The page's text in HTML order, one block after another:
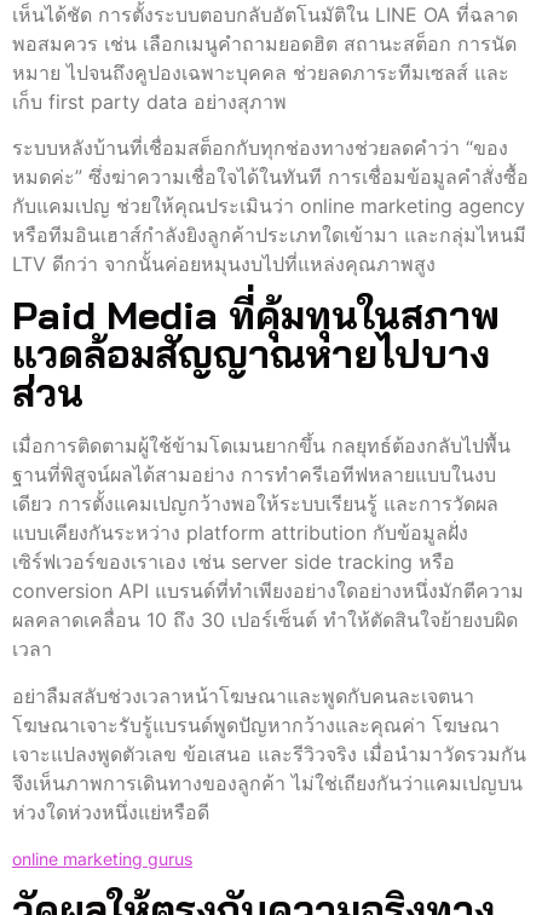
เห็นได้ชัด การตั้งระบบตอบกลับอัตโนมัติใน LINE OA ที่ฉลาด
พอสมควร เช่น เลือกเมนูคำถามยอดฮิต สถานะสต็อก การนัด
หมาย ไปจนถึงคูปองเฉพาะบุคคล ช่วยลดภาระทีมเซลส์ และ
เก็บ first party data อย่างสุภาพ
ระบบหลังบ้านที่เชื่อมสต็อกกับทุกช่องทางช่วยลดคำว่า “ของ
หมดค่ะ” ซึ่งฆ่าความเชื่อใจได้ในทันที การเชื่อมข้อมูลคำสั่งซื้อ
กับแคมเปญ ช่วยให้คุณประเมินว่า online marketing agency
หรือทีมอินเฮาส์กำลังยิงลูกค้าประเภทใดเข้ามา และกลุ่มไหนมี
LTV ดีกว่า จากนั้นค่อยหมุนงบไปที่แหล่งคุณภาพสูง
Paid Media ที่คุ้มทุนในสภาพ
แวดล้อมสัญญาณหายไปบาง
ส่วน
เมื่อการติดตามผู้ใช้ข้ามโดเมนยากขึ้น กลยุทธ์ต้องกลับไปพื้น
ฐานที่พิสูจน์ผลได้สามอย่าง การทำครีเอทีฟหลายแบบในงบ
เดียว การตั้งแคมเปญกว้างพอให้ระบบเรียนรู้ และการวัดผล
แบบเคียงกันระหว่าง platform attribution กับข้อมูลฝั่ง
เซิร์ฟเวอร์ของเราเอง เช่น server side tracking หรือ
conversion API แบรนด์ที่ทำเพียงอย่างใดอย่างหนึ่งมักตีความ
ผลคลาดเคลื่อน 10 ถึง 30 เปอร์เซ็นต์ ทำให้ตัดสินใจย้ายงบผิด
เวลา
อย่าลืมสลับช่วงเวลาหน้าโฆษณาและพูดกับคนละเจตนา
โฆษณาเจาะรับรู้แบรนด์พูดปัญหากว้างและคุณค่า โฆษณา
เจาะแปลงพูดตัวเลข ข้อเสนอ และรีวิวจริง เมื่อนำมาวัดรวมกัน
จึงเห็นภาพการเดินทางของลูกค้า ไม่ใช่เถียงกันว่าแคมเปญบน
ห่วงใดห่วงหนึ่งแย่หรือดี
online marketing gurus